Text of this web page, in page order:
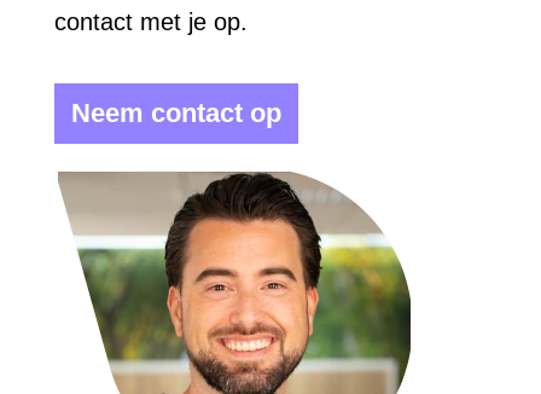
contact met je op.
Neem contact op